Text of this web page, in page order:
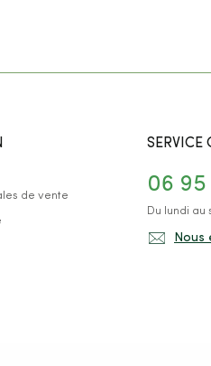
de vente
SERVICE
06 95
Du lundi au
Nous